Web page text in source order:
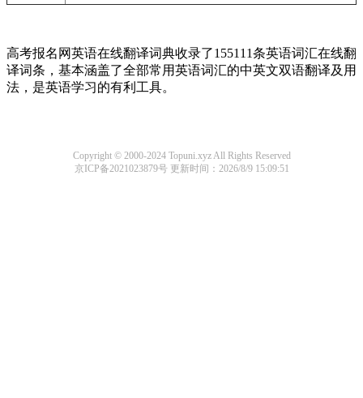
高考报名网英语在线翻译词典收录了155111条英语词汇在线翻
译词条，基本涵盖了全部常用英语词汇的中英文双语翻译及用
法，是英语学习的有利工具。
Copyright © 2000-2024 Topuni.xyz All Rights Reserved
京ICP备2021023879号更新时间：2026/8/9 15:09:51